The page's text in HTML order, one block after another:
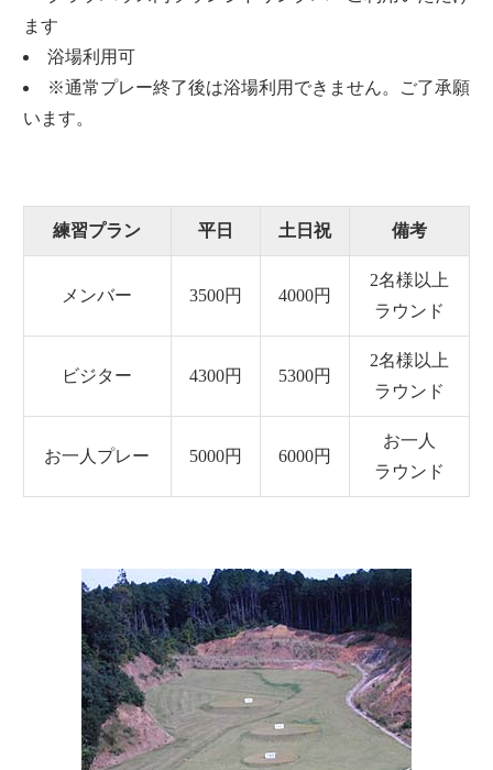
ます
浴場利用可
※通常プレー終了後は浴場利用できません。ご了承願
います。
練習プラン 平日 土日祝 備考
メンバー 3500円 4000円
2名様以上
ラウンド
ビジター 4300円 5300円
2名様以上
ラウンド
お一人プレー 5000円 6000円
お一人
ラウンド